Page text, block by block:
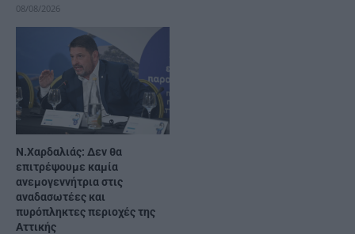
08/08/2026
Ν.Χαρδαλιάς: Δεν θα
επιτρέψουμε καμία
ανεμογεννήτρια στις
αναδασωτέες και
πυρόπληκτες περιοχές της
Αττικής